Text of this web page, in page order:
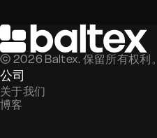
© 2026 Baltex. 保留所有权利。
公司
关于我们
博客